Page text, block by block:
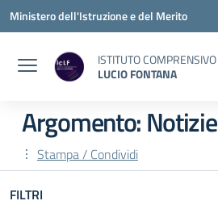
Vai ai contenuti
Vai al menu di navigazione
Vai al footer
Ministero dell'Istruzione e del Merito
ISTITUTO COMPRENSIVO
LUCIO FONTANA
Argomento: Notizie
Stampa / Condividi
FILTRI